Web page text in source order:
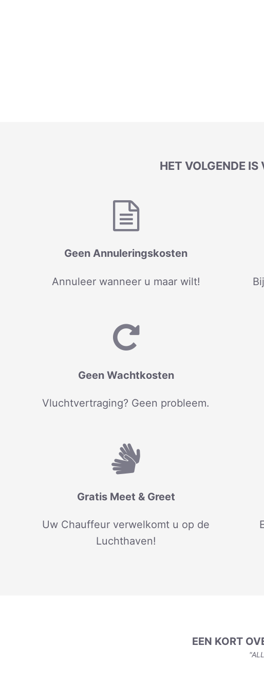
HET VOLGENDE IS
Geen Annuleringskosten
Annuleer wanneer u maar wilt!
Geen Wachtkosten
Vluchtvertraging? Geen probleem.
Gratis Meet & Greet
Uw Chauffeur verwelkomt u op de
Luchthaven!
EEN KORT